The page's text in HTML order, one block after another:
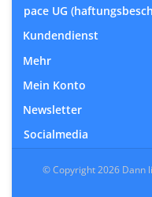
pace UG
Kundendienst
Mehr
Mein Konto
Newsletter
Socialmedia
© Copyright 2026 Dann